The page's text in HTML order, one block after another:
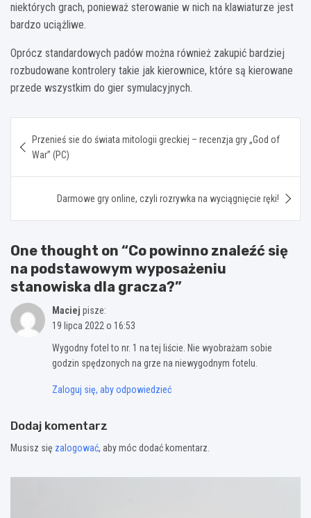
niektórych grach, ponieważ sterowanie w nich na klawiaturze jest
bardzo uciążliwe.
Oprócz standardowych padów można również zakupić bardziej
rozbudowane kontrolery takie jak kierownice, które są kierowane
przede wszystkim do gier symulacyjnych.
wpisu
Przenieś sie do świata mitologii greckiej – recenzja gry „God of
War” (PC)
Darmowe gry online, czyli rozrywka na wyciągnięcie ręki!
One thought on “Co powinno znaleźć się
na podstawowym wyposażeniu
stanowiska dla gracza?”
Maciej pisze:
19 lipca 2022 o 16:53
Wygodny fotel to nr. 1 na tej liście. Nie wyobrażam sobie
godzin spędzonych na grze na niewygodnym fotelu.
Zaloguj się, aby odpowiedzieć
Dodaj komentarz
Musisz się zalogować, aby móc dodać komentarz.